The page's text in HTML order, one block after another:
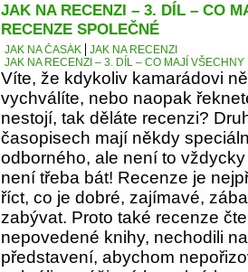
JAK NA RECENZI – 3. DÍL – CO
RECENZE SPOLEČNÉ
JAK NA ČASÁK
JAK NA RECENZI
JAK NA RECENZI – 3. DÍL – CO MAJÍ
Víte, že kdykoliv kamarádovi
vychválíte, nebo naopak
nestojí, tak děláte recenzi?
časopisech mají někdy
odborného, ale není to
není třeba bát! Recenze je
říct, co je dobré, zajímavé,
zabývat. Proto také recenze
nepovedené knihy, nechodili
představení, abychom